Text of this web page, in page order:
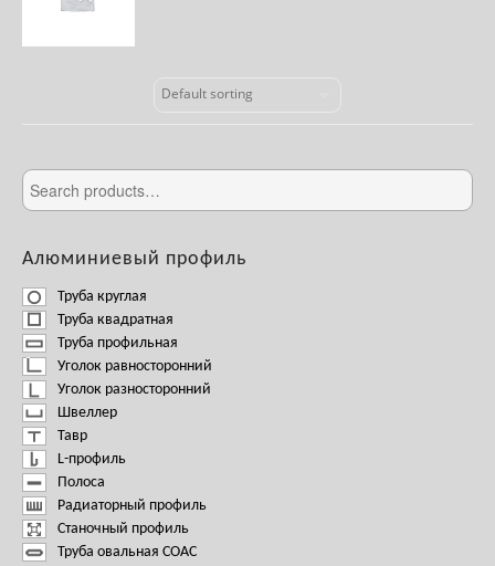
Алюминиевый профиль
Труба круглая
Труба квадратная
Труба профильная
Уголок равносторонний
Уголок разносторонний
Швеллер
Тавр
L-профиль
Полоса
Радиаторный профиль
Станочный профиль
Труба овальная СОАС